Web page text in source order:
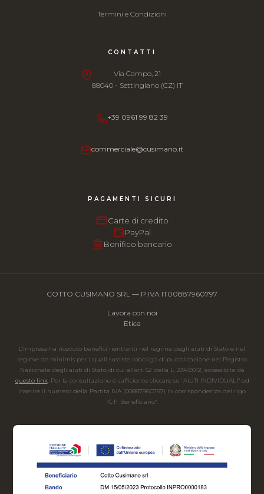
Termini e Condizioni
CONTATTI
Via Campo, 21
88040 - Settingiano (CZ) IT
+39 0961 99 82 39
commerciale@cusimano.it
PAGAMENTI SICURI
Carte di credito
PayPal
Bonifico bancario
COTTO CUSIMANO SRL — P.IVA IT00887960797
Lavora con noi
Etica
L'impresa ha ricevuto benefici rientranti nel regime degli aiuti di Stato e nel
regime de minimis per i quali sussiste l'obbligo di pubblicazione nel Registro
Nazionale degli aiuti di Stato di cui all'art. 52 della L. 234/2012, accessibile da
questo link. Per la consultazione è sufficiente cliccare su "AIUTI INDIVIDUALI" ed
inserire il numero della Partita IVA (00887960797) in corrispondenza del rigo
"C.F. Beneficiario".